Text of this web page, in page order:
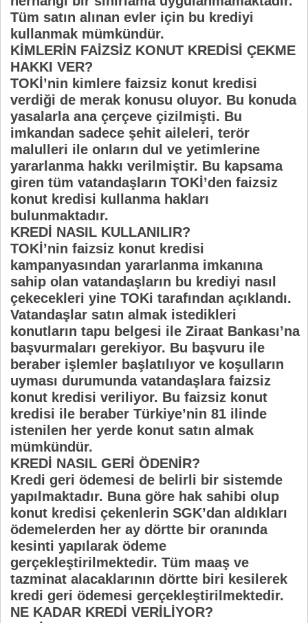
Tüm satın alınan evler için bu krediyi
kullanmak mümkündür.
KİMLERİN FAİZSİZ KONUT KREDİSİ ÇEKME
HAKKI VER?
TOKİ’nin kimlere faizsiz konut kredisi
verdiği de merak konusu oluyor. Bu konuda
yasalarla ana çerçeve çizilmişti. Bu
imkandan sadece şehit aileleri, terör
malulleri ile onların dul ve yetimlerine
yararlanma hakkı verilmiştir. Bu kapsama
giren tüm vatandaşların TOKİ’den faizsiz
konut kredisi kullanma hakları
bulunmaktadır.
KREDİ NASIL KULLANILIR?
TOKİ’nin faizsiz konut kredisi
kampanyasından yararlanma imkanına
sahip olan vatandaşların bu krediyi nasıl
çekecekleri yine TOKi tarafından açıklandı.
Vatandaşlar satın almak istedikleri
konutların tapu belgesi ile Ziraat Bankası’na
başvurmaları gerekiyor. Bu başvuru ile
beraber işlemler başlatılıyor ve koşulların
uyması durumunda vatandaşlara faizsiz
konut kredisi veriliyor. Bu faizsiz konut
kredisi ile beraber Türkiye’nin 81 ilinde
istenilen her yerde konut satın almak
mümkündür.
KREDİ NASIL GERİ ÖDENİR?
Kredi geri ödemesi de belirli bir sistemde
yapılmaktadır. Buna göre hak sahibi olup
konut kredisi çekenlerin SGK’dan aldıkları
ödemelerden her ay dörtte bir oranında
kesinti yapılarak ödeme
gerçekleştirilmektedir. Tüm maaş ve
tazminat alacaklarının dörtte biri kesilerek
kredi geri ödemesi gerçekleştirilmektedir.
NE KADAR KREDİ VERİLİYOR?